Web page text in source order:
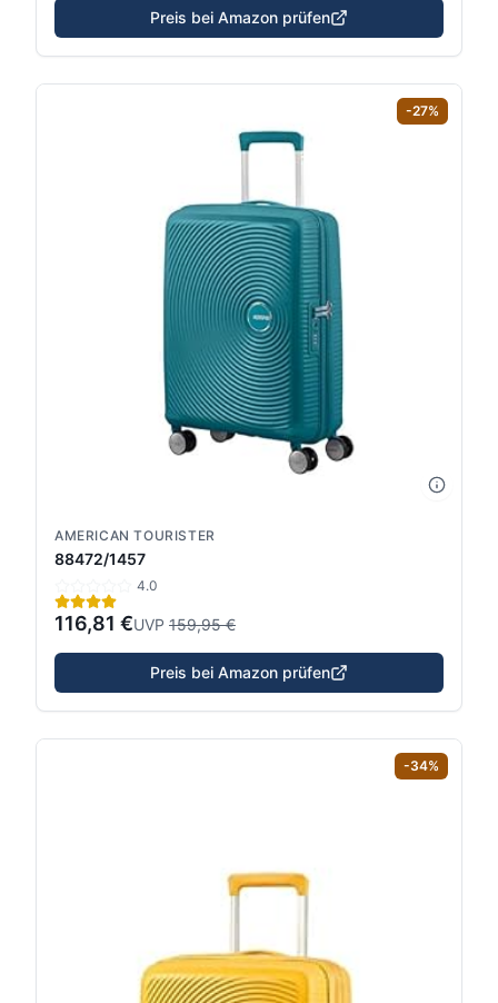
Preis bei Amazon prüfen
-27%
AMERICAN TOURISTER
88472/1457
4.0
116,81 €UVP 159,95 €
Preis bei Amazon prüfen
-34%